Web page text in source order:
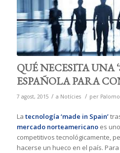
QUÉ NECESITA UNA
ESPAÑOLA PARA
7 agost, 2015 / a Notícies / per
La tecnología ‘made in Spain’
mercado norteamericanoes
competitivos tecnológicamente,
hacerse un hueco en el país.